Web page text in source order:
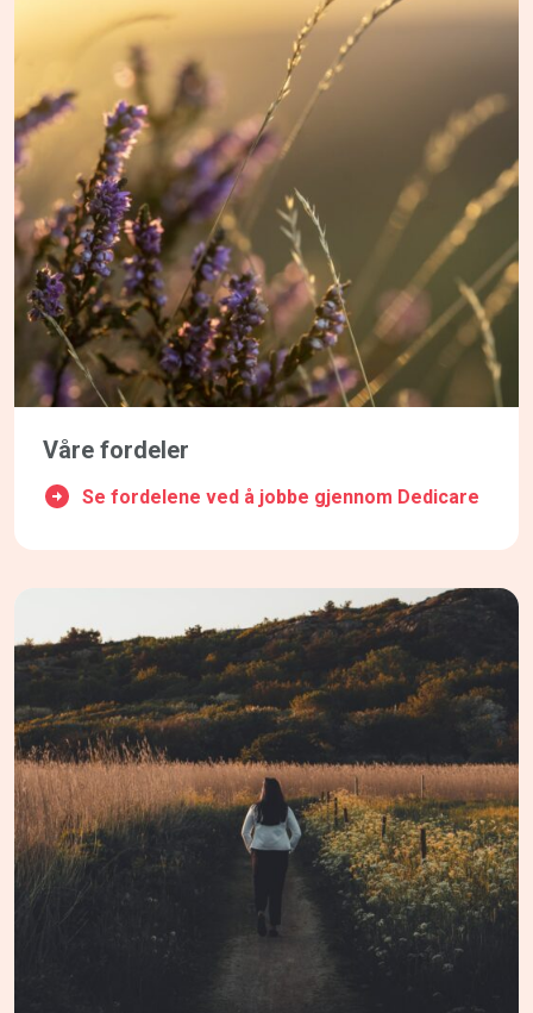
Våre fordeler
Se fordelene ved å jobbe gjennom Dedicare